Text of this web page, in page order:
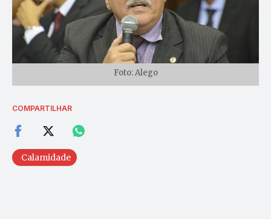
Foto: Alego
COMPARTILHAR
Calamidade